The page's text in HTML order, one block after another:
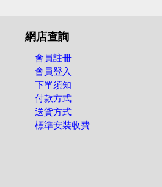
網店查詢
會員註冊
會員登入
下單須知
付款方式
送貨方式
標準安裝收費